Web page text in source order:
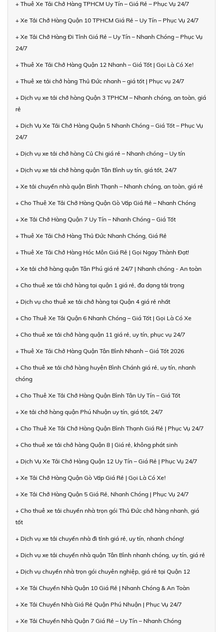
+ Thuê Xe Tải Chở Hàng TPHCM Uy Tín – Giá Rẻ – Phục Vụ 24/7
+ Xe Tải Chở Hàng Quận 10 TPHCM Giá Rẻ – Uy Tín – Phục Vụ 24/7
+ Xe Tải Chở Hàng Đi Tỉnh Giá Rẻ – Uy Tín – Nhanh Chóng – Phục Vụ
24/7
+ Thuê Xe Tải Chở Hàng Quận 12 Nhanh – Giá Tốt | Gọi Là Có Xe!
+ Thuê xe tải chở hàng Thủ Đức nhanh – giá tốt | Phục vụ 24/7
+ Dịch vụ xe tải chở hàng Quận 3 TPHCM – Nhanh chóng, an toàn, giá
rẻ
+ Dịch Vụ Xe Tải Chở Hàng Quận 5 Nhanh Chóng – Giá Tốt – Phục Vụ
24/7
+ Dịch vụ xe tải chở hàng Củ Chi giá rẻ – Nhanh chóng – Uy tín
+ Dịch vụ xe tải chở hàng quận Tân Bình uy tín, giá tốt, 24/7
+ Xe tải chuyển nhà quận Bình Thạnh – Nhanh chóng, an toàn, giá rẻ
+ Cho Thuê Xe Tải Chở Hàng Quận Gò Vấp Giá Rẻ – Nhanh Chóng
+ Xe Tải Chở Hàng Quận 7 Uy Tín – Nhanh Chóng – Giá Tốt
+ Thuê Xe Tải Chở Hàng Thủ Đức Nhanh Chóng, Giá Rẻ
+ Thuê Xe Tải Chở Hàng Hóc Môn Giá Rẻ | Gọi Ngay Thành Đạt!
+ Xe tải chở hàng quận Tân Phú giá rẻ 24/7 | Nhanh chóng - An toàn
+ Cho thuê xe tải chở hàng tại quận 1 giá rẻ, đa dạng tải trọng
+ Dịch vụ cho thuê xe tải chở hàng tại Quận 4 giá rẻ nhất
+ Cho Thuê Xe Tải Quận 6 Nhanh Chóng – Giá Tốt | Gọi Là Có Xe
+ Cho thuê xe tải chở hàng quận 11 giá rẻ, uy tín, phục vụ 24/7
+ Thuê Xe Tải Chở Hàng Quận Tân Bình Nhanh – Giá Tốt 2026
+ Cho thuê xe tải chở hàng huyện Bình Chánh giá rẻ, uy tín, nhanh
chóng
+ Cho Thuê Xe Tải Chở Hàng Quận Bình Tân Uy Tín – Giá Tốt
+ Xe tải chở hàng quận Phú Nhuận uy tín, giá tốt, 24/7
+ Cho Thuê Xe Tải Chở Hàng Quận Bình Thạnh Giá Rẻ | Phục Vụ 24/7
+ Cho thuê xe tải chở hàng Quận 8 | Giá rẻ, không phát sinh
+ Dịch Vụ Xe Tải Chở Hàng Quận 12 Uy Tín – Giá Rẻ | Phục Vụ 24/7
+ Xe Tải Chở Hàng Quận Gò Vấp Giá Rẻ | Gọi Là Có Xe!
+ Xe Tải Chở Hàng Quận 5 Giá Rẻ, Nhanh Chóng | Phục Vụ 24/7
+ Cho thuê xe tải chuyển nhà trọn gói Thủ Đức chở hàng nhanh, giá
tốt
+ Dịch vụ xe tải chuyển nhà đi tỉnh giá rẻ, uy tín, nhanh chóng!
+ Dịch vụ xe tải chuyển nhà quận Tân Bình nhanh chóng, uy tín, giá rẻ
+ Dịch vụ chuyển nhà trọn gói chuyên nghiệp, giá rẻ tại Quận 12
+ Xe Tải Chuyển Nhà Quận 10 Giá Rẻ | Nhanh Chóng & An Toàn
+ Xe Tải Chuyển Nhà Giá Rẻ Quận Phú Nhuận | Phục Vụ 24/7
+ Xe Tải Chuyển Nhà Quận 7 Giá Rẻ – Uy Tín – Nhanh Chóng